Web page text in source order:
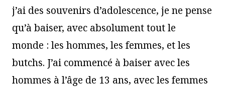
j’ai des souvenirs d’adolescence, je ne pense
qu’à baiser, avec absolument tout le
monde : les hommes, les femmes, et les
butchs. J’ai commencé à baiser avec les
hommes à l’âge de 13 ans, avec les femmes